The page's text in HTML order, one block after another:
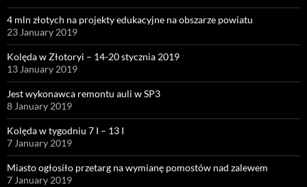
4 mln złotych na projekty edukacyjne na obszarze powiatu
23 January 2019
Kolęda w Złotoryi – 14-20 stycznia 2019
13 January 2019
Jest wykonawca remontu auli w SP3
8 January 2019
Kolęda w tygodniu 7 I – 13 I
7 January 2019
Miasto ogłosiło przetarg na wymianę pomostów nad zalewem
7 January 2019